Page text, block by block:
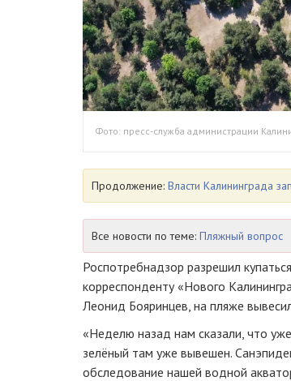
Фото: пресс-служба администрации
Продолжение: Власти Калининграда
Все новости по теме: Пляжный вопрос
Роспотребнадзор разрешил
корреспонденту «Нового
Леонид Бояринцев, на пляже
«Неделю назад нам сказали, что
зелёный там уже вывешен.
обследование нашей водной